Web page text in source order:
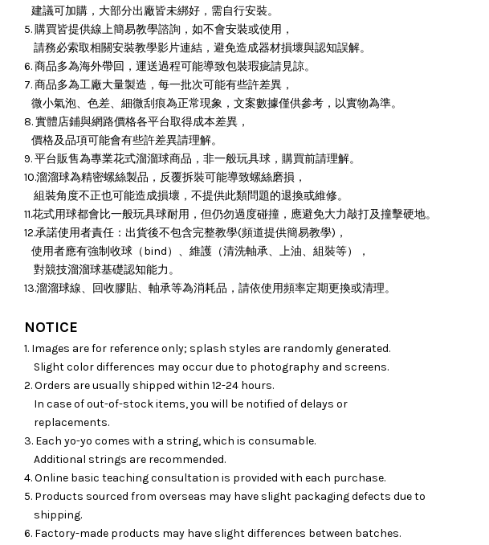
建議可加購，大部分出廠皆未綁好，需自行安裝。
5. 購買皆提供線上簡易教學諮詢，如不會安裝或使用，
請務必索取相關安裝教學影片連結，避免造成器材損壞與認知誤解。
6. 商品多為海外帶回，運送過程可能導致包裝瑕疵請見諒。
7. 商品多為工廠大量製造，每一批次可能有些許差異，
微小氣泡、色差、細微刮痕為正常現象，文案數據僅供參考，以實物為準。
8. 實體店鋪與網路價格各平台取得成本差異，
價格及品項可能會有些許差異請理解。
9. 平台販售為專業花式溜溜球商品，非一般玩具球，購買前請理解。
10.溜溜球為精密螺絲製品，反覆拆裝可能導致螺絲磨損，
組裝角度不正也可能造成損壞， 不提供此類問題的退換或維修。
11.花式用球都會比一般玩具球耐用，但仍勿過度碰撞，應避免大力敲打及撞擊硬地。
12.承諾使用者責任：出貨後不包含完整教學(頻道提供簡易教學)，
使用者應有強制收球（bind）、維護（清洗軸承、上油、組裝等），
對競技溜溜球基礎認知能力。
13.溜溜球線、回收膠貼、軸承等為消耗品，請依使用頻率定期更換或清理。
NOTICE
1. Images are for reference only; splash styles are randomly generated.
Slight color differences may occur due to photography and screens.
2. Orders are usually shipped within 12-24 hours.
In case of out-of-stock items, you will be notified of delays or
replacements.
3. Each yo-yo comes with a string, which is consumable.
Additional strings are recommended.
4. Online basic teaching consultation is provided with each purchase.
5. Products sourced from overseas may have slight packaging defects due to
shipping.
6. Factory-made products may have slight differences between batches.